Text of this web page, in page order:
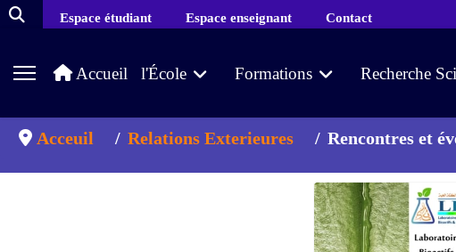
Contact
Espace enseignant
Espace étudiant
Recherche
Formations
l'École
Accueil
Acceuil Relations Exterieures Rencontres et